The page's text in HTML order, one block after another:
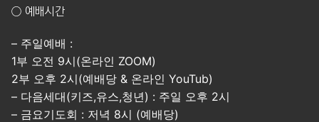
○ 예배시간
– 주일예배 :
1부 오전 9시(온라인 ZOOM)
2부 오후 2시(예배당 & 온라인 YouTub)
– 다음세대(키즈,유스,청년) : 주일 오후 2시
– 금요기도회 : 저녁 8시 (예배당)